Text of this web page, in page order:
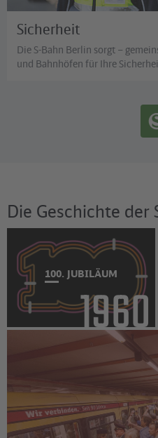
Sicherheit
Die S-Bahn Berlin sorgt –
und Bahnhöfen für Ihre
Die Geschichte der
100. JUBILÄUM
1984
90. JUBILÄUM S-BAHN